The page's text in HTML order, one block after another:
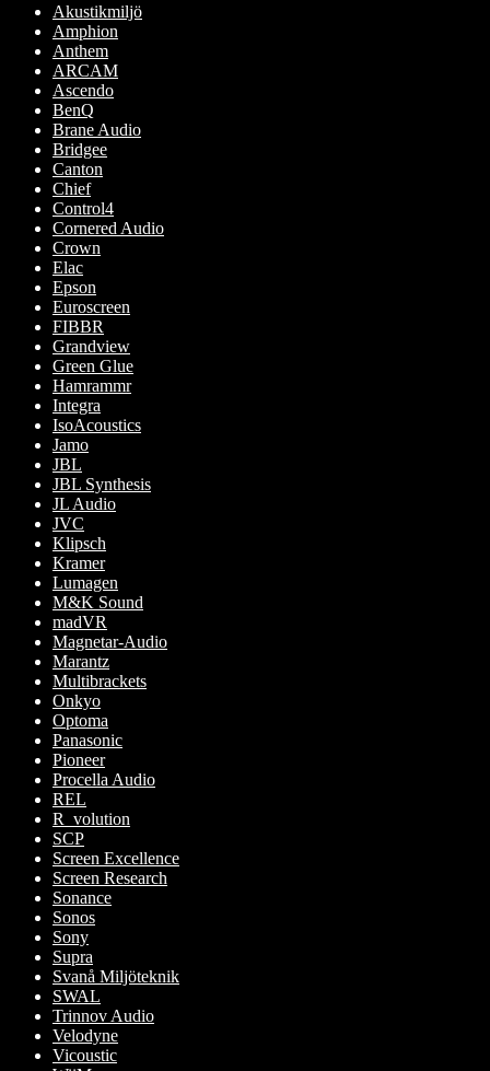
Akustikmiljö
Amphion
Anthem
ARCAM
Ascendo
BenQ
Brane Audio
Bridgee
Canton
Chief
Control4
Cornered Audio
Crown
Elac
Epson
Euroscreen
FIBBR
Grandview
Green Glue
Hamrammr
Integra
IsoAcoustics
Jamo
JBL
JBL Synthesis
JL Audio
JVC
Klipsch
Kramer
Lumagen
M&K Sound
madVR
Magnetar-Audio
Marantz
Multibrackets
Onkyo
Optoma
Panasonic
Pioneer
Procella Audio
REL
R_volution
SCP
Screen Excellence
Screen Research
Sonance
Sonos
Sony
Supra
Svanå Miljöteknik
SWAL
Trinnov Audio
Velodyne
Vicoustic